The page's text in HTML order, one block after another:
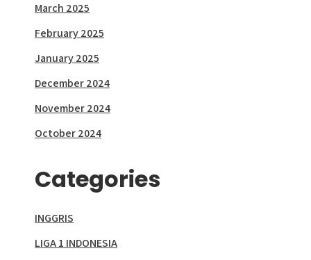
March 2025
February 2025
January 2025
December 2024
November 2024
October 2024
Categories
INGGRIS
LIGA 1 INDONESIA